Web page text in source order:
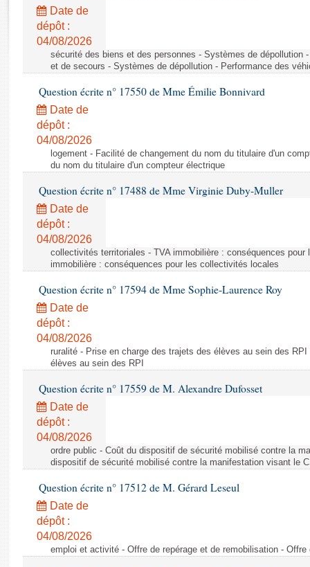
Rapports législatifs
Rapports sur l'application des lois
Baromètre de l’application des lois
Dossiers législatifs
Budget et sécurité sociale
Questions écrites et orales
Comptes rendus des débats
Date de
dépôt :
04/08/2026
sécurité des biens et des personnes - Systèmes de dépollution
et de secours - Systèmes de dépollution - Performance des
Question écrite n° 17550 de Mme Émilie Bonnivard
Date de
dépôt :
04/08/2026
logement - Facilité de changement du nom du titulaire d'un
du nom du titulaire d'un compteur électrique
Question écrite n° 17488 de Mme Virginie Duby-Muller
Date de
dépôt :
04/08/2026
collectivités territoriales - TVA immobilière : conséquences
immobilière : conséquences pour les collectivités locales
Question écrite n° 17594 de Mme Sophie-Laurence Roy
Date de
dépôt :
04/08/2026
ruralité - Prise en charge des trajets des élèves au sein des
élèves au sein des RPI
Question écrite n° 17559 de M. Alexandre Dufosset
Date de
dépôt :
04/08/2026
ordre public - Coût du dispositif de sécurité mobilisé contre la
dispositif de sécurité mobilisé contre la manifestation visant le
Question écrite n° 17512 de M. Gérard Leseul
Date de
dépôt :
04/08/2026
emploi et activité - Offre de repérage et de remobilisation -